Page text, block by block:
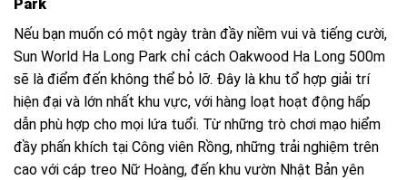
Park
Nếu bạn muốn có một ngày tràn đầy niềm vui và tiếng cười,
Sun World Ha Long Park chỉ cách Oakwood Ha Long 500m
sẽ là điểm đến không thể bỏ lỡ. Đây là khu tổ hợp giải trí
hiện đại và lớn nhất khu vực, với hàng loạt hoạt động hấp
dẫn phù hợp cho mọi lứa tuổi. Từ những trò chơi mạo hiểm
đầy phấn khích tại Công viên Rồng, những trải nghiệm trên
cao với cáp treo Nữ Hoàng, đến khu vườn Nhật Bản yên